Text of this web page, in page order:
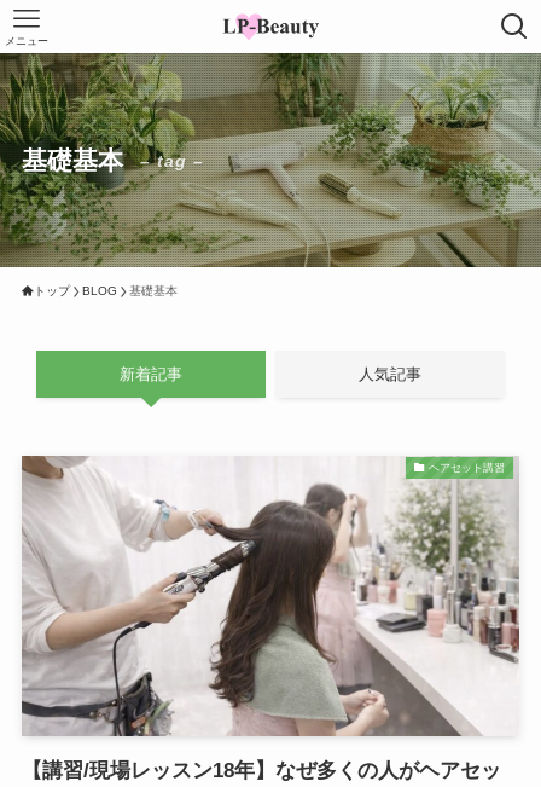
メニュー
基礎基本 – tag –
トップ BLOG 基礎基本
新着記事 人気記事
ヘアセット講習
【講習/現場レッスン18年】なぜ多くの人がヘアセッ